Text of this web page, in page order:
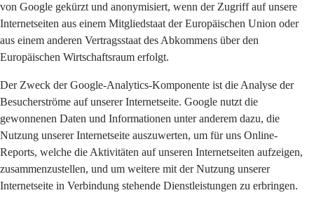
von Google gekürzt und anonymisiert, wenn der Zugriff auf unsere
Internetseiten aus einem Mitgliedstaat der Europäischen Union oder
aus einem anderen Vertragsstaat des Abkommens über den
Europäischen Wirtschaftsraum erfolgt.
Der Zweck der Google-Analytics-Komponente ist die Analyse der
Besucherströme auf unserer Internetseite. Google nutzt die
gewonnenen Daten und Informationen unter anderem dazu, die
Nutzung unserer Internetseite auszuwerten, um für uns Online-
Reports, welche die Aktivitäten auf unseren Internetseiten aufzeigen,
zusammenzustellen, und um weitere mit der Nutzung unserer
Internetseite in Verbindung stehende Dienstleistungen zu erbringen.